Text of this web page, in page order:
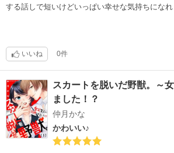
する話しで短いけどいっぱい幸せな気持ちになれ
いいね 0件
スカートを脱いだ野獣。～
ました！？
仲月かな
かわいい♪